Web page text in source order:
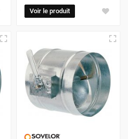
Voir le produit